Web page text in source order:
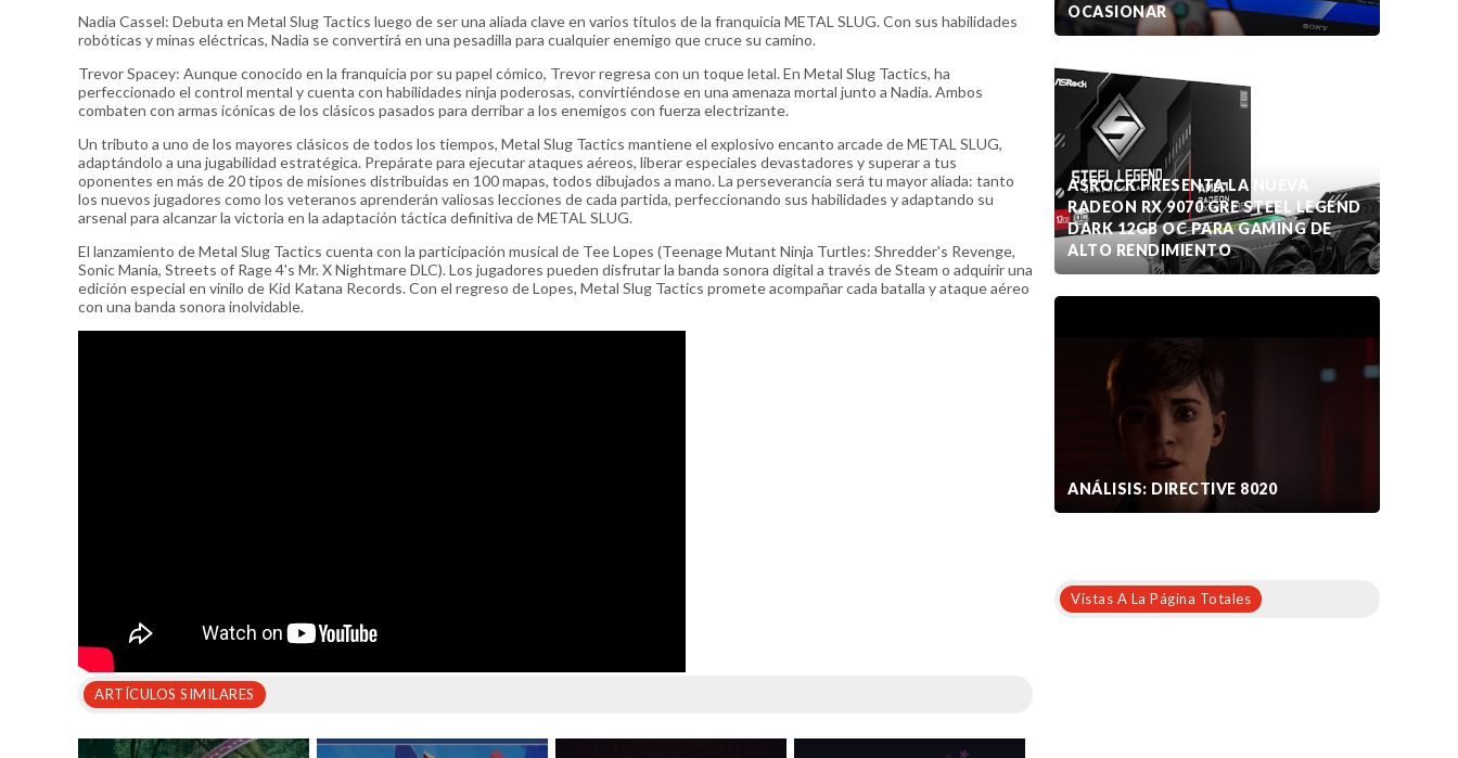
Nadia Cassel: Debuta en Metal Slug Tactics luego de ser una aliada clave en varios títulos de la franquicia METAL SLUG. Con sus habilidades
robóticas y minas eléctricas, Nadia se convertirá en una pesadilla para cualquier enemigo que cruce su camino.
Trevor Spacey: Aunque conocido en la franquicia por su papel cómico, Trevor regresa con un toque letal. En Metal Slug Tactics, ha
perfeccionado el control mental y cuenta con habilidades ninja poderosas, convirtiéndose en una amenaza mortal junto a Nadia. Ambos
combaten con armas icónicas de los clásicos pasados para derribar a los enemigos con fuerza electrizante.
Un tributo a uno de los mayores clásicos de todos los tiempos, Metal Slug Tactics mantiene el explosivo encanto arcade de METAL SLUG,
adaptándolo a una jugabilidad estratégica. Prepárate para ejecutar ataques aéreos, liberar especiales devastadores y superar a tus
oponentes en más de 20 tipos de misiones distribuidas en 100 mapas, todos dibujados a mano. La perseverancia será tu mayor aliada: tanto
los nuevos jugadores como los veteranos aprenderán valiosas lecciones de cada partida, perfeccionando sus habilidades y adaptando su
arsenal para alcanzar la victoria en la adaptación táctica definitiva de METAL SLUG.
El lanzamiento de Metal Slug Tactics cuenta con la participación musical de Tee Lopes (Teenage Mutant Ninja Turtles: Shredder's Revenge,
Sonic Mania, Streets of Rage 4's Mr. X Nightmare DLC). Los jugadores pueden disfrutar la banda sonora digital a través de Steam o adquirir una
edición especial en vinilo de Kid Katana Records. Con el regreso de Lopes, Metal Slug Tactics promete acompañar cada batalla y ataque aéreo
con una banda sonora inolvidable.
ARTÍCULOS SIMILARES
OCASIONAR
ASROCK PRESENTA LA NUEVA
RADEON RX 9070 GRE STEEL LEGEND
DARK 12GB OC PARA GAMING DE
ALTO RENDIMIENTO
ANÁLISIS: DIRECTIVE 8020
Vistas A La Página Totales